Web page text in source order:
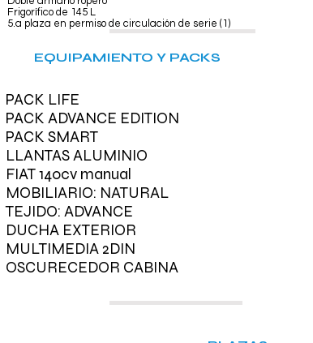
Frigorífico de 145 L
5.a plaza en permiso de circulación de serie (1)
EQUIPAMIENTO Y PACKS
PACK LIFE
PACK ADVANCE EDITION
PACK SMART
LLANTAS ALUMINIO
FIAT 140cv manual
MOBILIARIO: NATURAL
TEJIDO: ADVANCE
DUCHA EXTERIOR
MULTIMEDIA 2DIN
OSCURECEDOR CABINA